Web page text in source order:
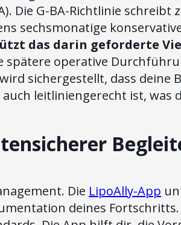
Die G-BA-Richtlinie schreibt
sechsmonatige
das darin geforderte
spätere operative
sichergestellt, dass deine
leitliniengerecht ist, was
Die LipoAlly-App
deines